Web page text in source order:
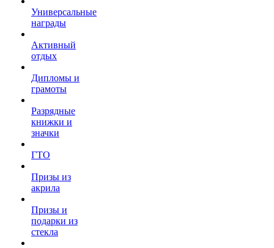
Универсальные
награды
Активный
отдых
Дипломы и
грамоты
Разрядные
книжки и
значки
ГТО
Призы из
акрила
Призы и
подарки из
стекла